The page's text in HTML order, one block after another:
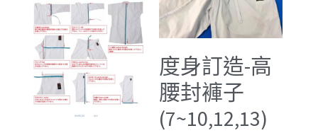
度身訂造-高
腰封褲子
(7~10,12,13)